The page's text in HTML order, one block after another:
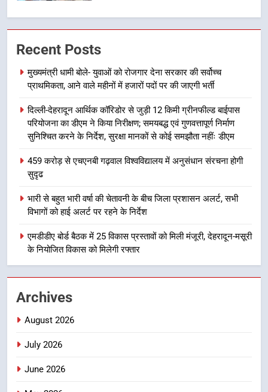
की हुई समीक्षा
उत्तराखण्ड
बैरागीवाला हत्याकांड के फरार चल रहे
अभियुक्त को दून पुलिस ने हरिद्वार से किया
गिरफ्तार
उत्तराखण्ड
8
भारी बारिश का अलर्ट! 6 अगस्त को
मुख्यमंत्री धामी बोले- युवाओं को रोजगार
देना सरकार की सर्वोच्च प्राथमिकता, आने
वाले महीनों में हजारों पदों पर की जाएगी
भर्ती
उत्तराखण्ड
2
Recent Posts
मुख्यमंत्री धामी बोले- युवाओं को रोजगार देना सरकार की सर्वोच्च
प्राथमिकता, आने वाले महीनों में हजारों पदों पर की जाएगी भर्ती
दिल्ली-देहरादून आर्थिक कॉरिडोर से जुड़ी 12 किमी ग्रीनफील्ड बाईपास
परियोजना का डीएम ने किया निरीक्षण; समयबद्ध एवं गुणवत्तापूर्ण निर्माण
सुनिश्चित करने के निर्देश, सुरक्षा मानकों से कोई समझौता नहींः डीएम
459 करोड़ से एचएनबी गढ़वाल विश्वविद्यालय में अनुसंधान संरचना होगी
सुदृढ
भारी से बहुत भारी वर्षा की चेतावनी के बीच जिला प्रशासन अलर्ट, सभी
विभागों को हाई अलर्ट पर रहने के निर्देश
एमडीडीए बोर्ड बैठक में 25 विकास प्रस्तावों को मिली मंजूरी, देहरादून-मसूरी
के नियोजित विकास को मिलेगी रफ्तार
Archives
August 2026
July 2026
June 2026